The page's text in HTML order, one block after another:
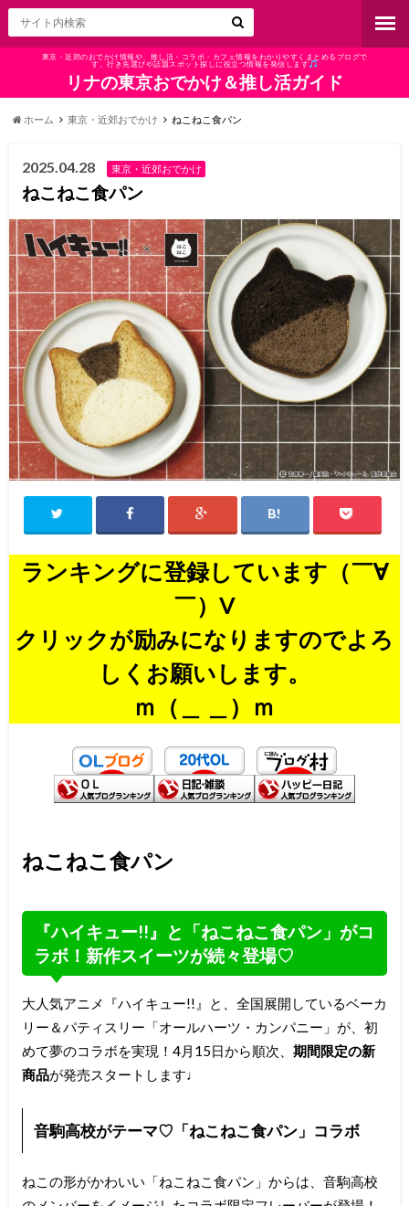
東京・近郊のおでかけ情報や、推し活・コラボ・カフェ情報をわかりやすくまとめるブログで
す。行き先選びや話題スポット探しに役立つ情報を発信します
リナの東京おでかけ＆推し活ガイド
ホーム 東京・近郊おでかけ ねこねこ食パン
2025.04.28 東京・近郊おでかけ
ねこねこ食パン
ランキングに登録しています（￣∀
￣）V
クリックが励みになりますのでよろ
しくお願いします。
ｍ（＿ ＿）ｍ
ねこねこ食パン
『ハイキュー!!』と「ねこねこ食パン」がコ
ラボ！新作スイーツが続々登場♡
大人気アニメ『ハイキュー!!』と、全国展開しているベーカ
リー＆パティスリー「オールハーツ・カンパニー」が、初
めて夢のコラボを実現！4月15日から順次、 期間限定の新
商品が発売スタートします♩
音駒高校がテーマ♡「ねこねこ食パン」コラボ
ねこの形がかわいい「ねこねこ食パン」からは、音駒高校